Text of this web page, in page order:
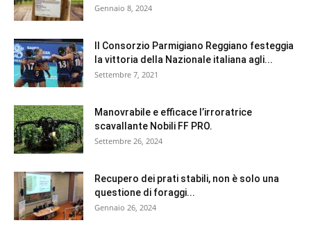
Gennaio 8, 2024
Il Consorzio Parmigiano Reggiano festeggia
la vittoria della Nazionale italiana agli...
Settembre 7, 2021
Manovrabile e efficace l’irroratrice
scavallante Nobili FF PRO.
Settembre 26, 2024
Recupero dei prati stabili, non è solo una
questione di foraggi...
Gennaio 26, 2024